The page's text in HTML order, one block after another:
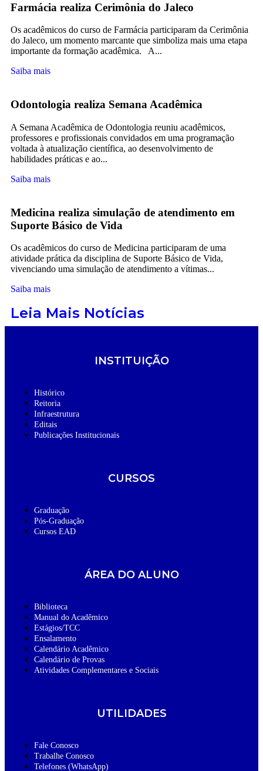
Farmácia realiza Cerimônia do Jaleco
Os acadêmicos do curso de Farmácia participaram da Cerimônia
do Jaleco, um momento marcante que simboliza mais uma etapa
importante da formação acadêmica. A...
Saiba mais
Odontologia realiza Semana Acadêmica
A Semana Acadêmica de Odontologia reuniu acadêmicos,
professores e profissionais convidados em uma programação
voltada à atualização científica, ao desenvolvimento de
habilidades práticas e ao...
Saiba mais
Medicina realiza simulação de atendimento em
Suporte Básico de Vida
Os acadêmicos do curso de Medicina participaram de uma
atividade prática da disciplina de Suporte Básico de Vida,
vivenciando uma simulação de atendimento a vítimas...
Saiba mais
Leia Mais Notícias
INSTITUIÇÃO
Histórico
Reitoria
Infraestrutura
Editais
Publicações Institucionais
CURSOS
Graduação
Pós-Graduação
Cursos EAD
ÁREA DO ALUNO
Biblioteca
Manual do Acadêmico
Estágios/TCC
Ensalamento
Calendário Acadêmico
Calendário de Provas
Atividades Complementares e Sociais
UTILIDADES
Fale Conosco
Trabalhe Conosco
Telefones (WhatsApp)